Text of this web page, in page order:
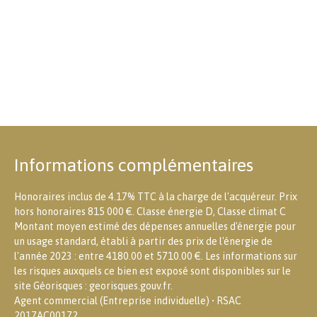
Informations complémentaires
Honoraires inclus de 4.17% TTC à la charge de l'acquéreur. Prix
hors honoraires 815 000 €. Classe énergie D, Classe climat C
Montant moyen estimé des dépenses annuelles d'énergie pour
un usage standard, établi à partir des prix de l'énergie de
l'année 2023 : entre 4180.00 et 5710.00 €. Les informations sur
les risques auxquels ce bien est exposé sont disponibles sur le
site Géorisques : georisques.gouv.fr.
Agent commercial (Entreprise individuelle) • RSAC